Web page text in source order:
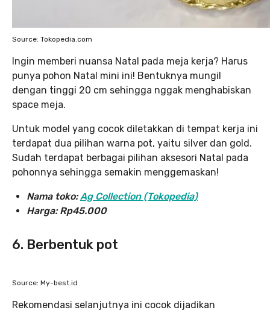
Source: Tokopedia.com
Ingin memberi nuansa Natal pada meja kerja? Harus
punya pohon Natal mini ini! Bentuknya mungil
dengan tinggi 20 cm sehingga nggak menghabiskan
space meja.
Untuk model yang cocok diletakkan di tempat kerja ini
terdapat dua pilihan warna pot, yaitu silver dan gold.
Sudah terdapat berbagai pilihan aksesori Natal pada
pohonnya sehingga semakin menggemaskan!
Nama toko:Ag Collection (Tokopedia)
Harga: Rp45.000
6. Berbentuk pot
Source: My-best.id
Rekomendasi selanjutnya ini cocok dijadikan